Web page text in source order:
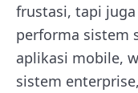
frustasi, tapi
performa sistem
aplikasi mobile,
sistem